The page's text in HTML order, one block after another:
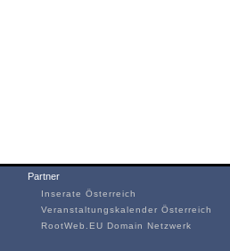
Partner
Inserate Österreich
Veranstaltungskalender Österreich
RootWeb.EU Domain Netzwerk